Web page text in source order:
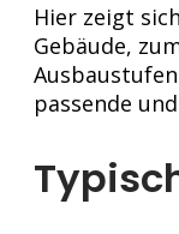
Hier zeigt
Gebäude,
passende